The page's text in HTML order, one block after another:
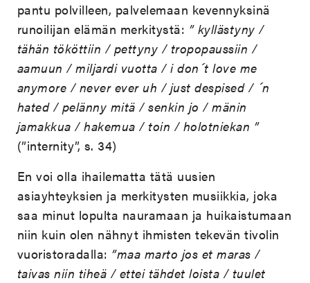
pantu polvilleen, palvelemaan kevennyksinä
runoilijan elämän merkitystä: ” kyllästyny /
tähän tököttiin / pettyny / tropopaussiin /
aamuun / miljardi vuotta / i don´t love me
anymore / never ever uh / just despised / ´n
hated / pelänny mitä / senkin jo / mänin
jamakkua / hakemua / toin / holotniekan ”
(”internity”, s. 34)
En voi olla ihailematta tätä uusien
asiayhteyksien ja merkitysten musiikkia, joka
saa minut lopulta nauramaan ja huikaistumaan
niin kuin olen nähnyt ihmisten tekevän tivolin
vuoristoradalla: ”maa marto jos et maras /
taivas niin tiheä / ettei tähdet loista / tuulet